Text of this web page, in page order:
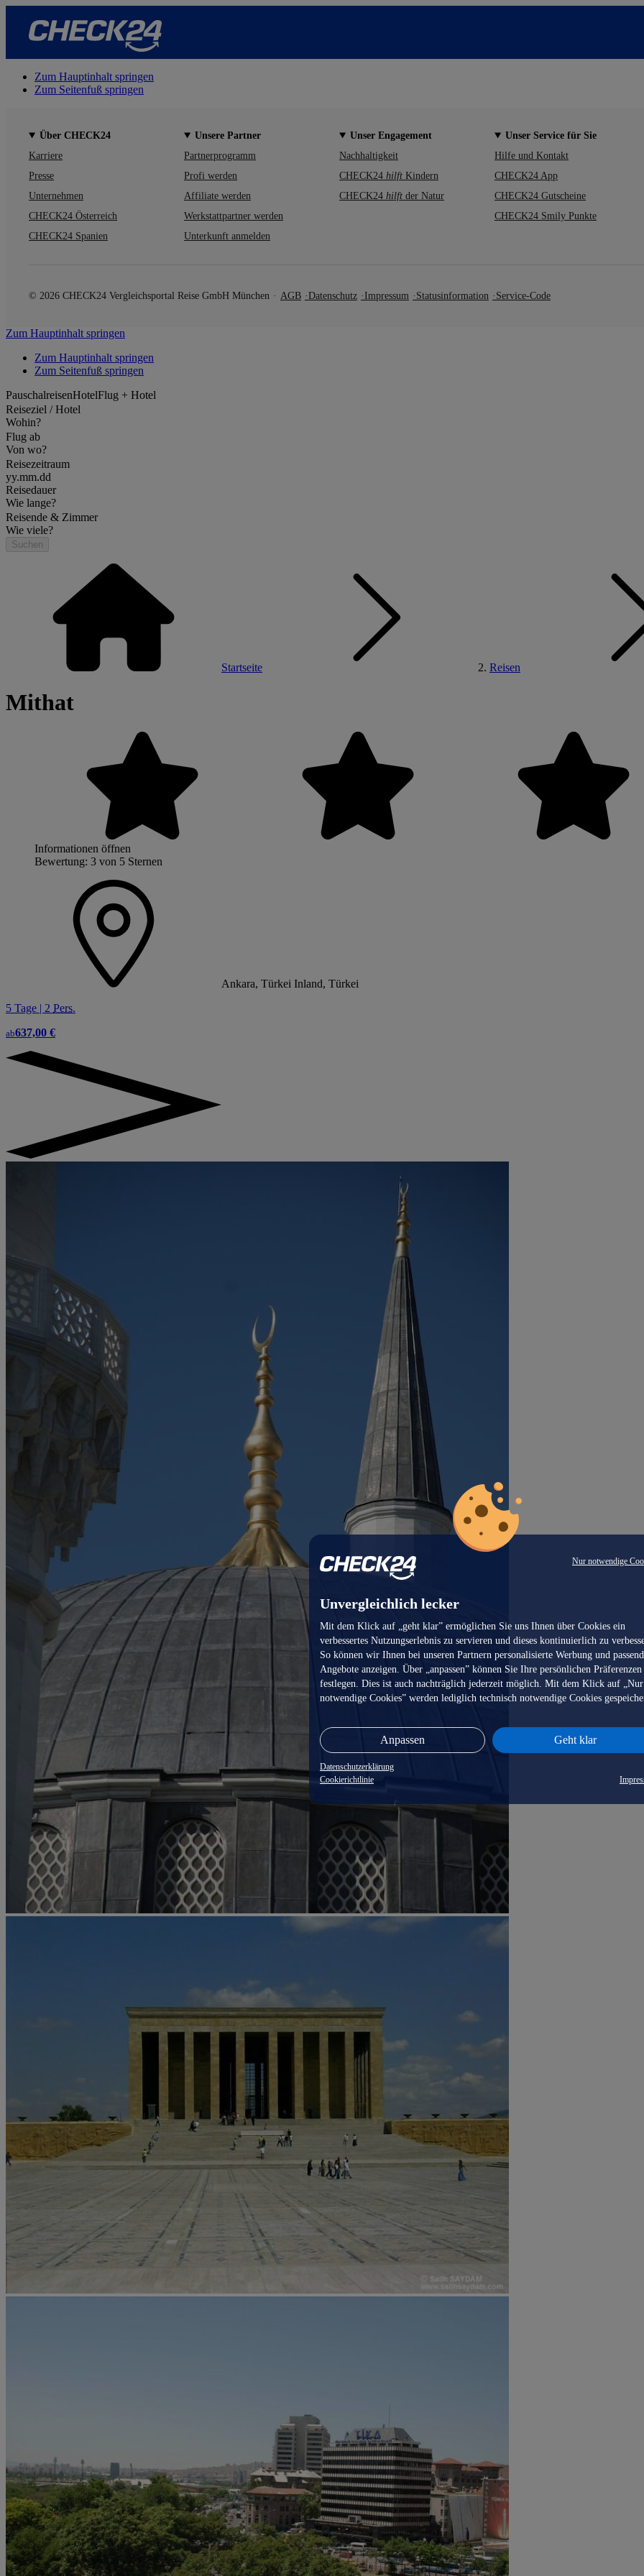
Nur notwendige
Unvergleichlich lecker
Mit dem Klick auf „geht klar” ermöglichen Sie uns Ihnen über Cookies ein
verbessertes Nutzungserlebnis zu servieren und dieses kontinuierlich zu
So können wir Ihnen bei unseren Partnern personalisierte Werbung und
Angebote anzeigen. Über „anpassen” können Sie Ihre persönlichen Präferenzen
festlegen. Dies ist auch nachträglich jederzeit möglich. Mit dem Klick auf „Nur
notwendige Cookies” werden lediglich technisch notwendige Cookies
Anpassen Geht klar
Datenschutzerklärung
Cookierichtlinie
Zum Hauptinhalt springen
Zum Seitenfuß springen
Über CHECK24
Karriere
Presse
Unternehmen
CHECK24 Österreich
CHECK24 Spanien
Unsere Partner
Partnerprogramm
Profi werden
Affiliate werden
Werkstattpartner werden
Unterkunft anmelden
Unser Engagement
Nachhaltigkeit
CHECK24 hilft Kindern
CHECK24 hilft der Natur
Unser Service für Sie
Hilfe und Kontakt
CHECK24 App
CHECK24 Gutscheine
CHECK24 Smily Punkte
© 2026 CHECK24 Vergleichsportal Reise GmbH München AGB Datenschutz Impressum Statusinformation Service-Code
Zum Hauptinhalt springen
Zum Hauptinhalt springen
Zum Seitenfuß springen
PauschalreisenHotelFlug + Hotel
Reiseziel / Hotel
Wohin?
Flug ab
Von wo?
Reisezeitraum
yy.mm.dd
Reisedauer
Wie lange?
Reisende & Zimmer
Wie viele?
Suchen
Startseite Reisen
Mithat
Informationen öffnen
Bewertung: 3 von 5 Sternen
Ankara, Türkei Inland, Türkei
5 Tage | 2 Pers.
ab637,00 €